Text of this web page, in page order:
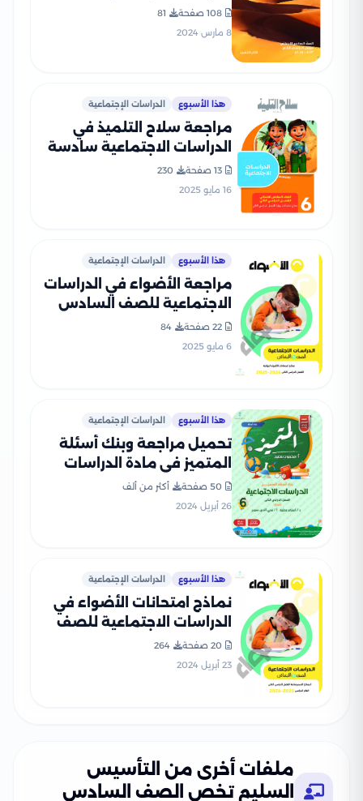
السادس الابتدائى الترم الثانى
2024 المنهج الجديد بصيغة
108 صفحة
81
8 مارس 2024
هذا الأسبوع الدراسات الإجتماعية
مراجعة سلاح التلميذ في
الدراسات الاجتماعية سادسة
بالاجابات
13 صفحة
230
16 مايو 2025
هذا الأسبوع الدراسات الإجتماعية
مراجعة الأضواء في الدراسات
الاجتماعية للصف السادس
PDF بالاجابات
22 صفحة
84
6 مايو 2025
هذا الأسبوع الدراسات الإجتماعية
تحميل مراجعة وبنك أسئلة
المتميز في مادة الدراسات
الإجتماعيه للصف السادس
الابتدائي الترم الثاني
50 صفحة
أكثر من ألف
26 أبريل 2024
هذا الأسبوع الدراسات الإجتماعية
نماذج امتحانات الأضواء في
الدراسات الاجتماعية للصف
السادس الابتدائي الترم الثاني
2024 بصيغة PDF
20 صفحة
264
23 أبريل 2024
ملفات أخرى من التأسيس
السليم تخص الصف السادس